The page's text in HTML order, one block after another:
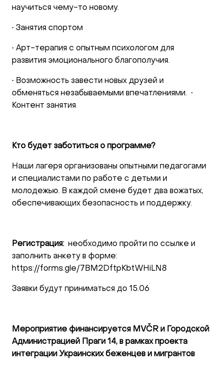
научиться чему-то новому.
• Занятия спортом
• Арт-терапия с опытным психологом для
развития эмоционального благополучия.
• Возможность завести новых друзей и
обменяться незабываемыми впечатлениями. •
Контент занятия
Кто будет заботиться о программе?
Наши лагеря организованы опытными педагогами
и специалистами по работе с детьми и
молодежью. В каждой смене будет два вожатых,
обеспечивающих безопасность и поддержку.
Регистрация: необходимо пройти по ссылке и
заполнить анкету в форме:
https://forms.gle/7BM2DftpKbtWHiLN8
Заявки будут приниматься до 15.06
Мероприятие финансируется MVČR и Городской
Администрацией Праги 14, в рамках проекта
интеграции Украинских беженцев и мигрантов